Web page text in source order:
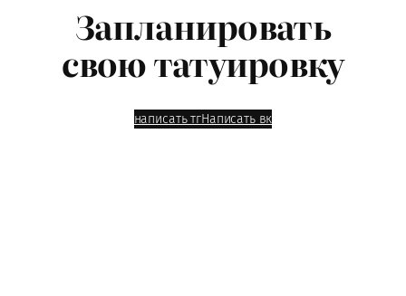
Запланировать
свою татуировку
написать тгНаписать вк